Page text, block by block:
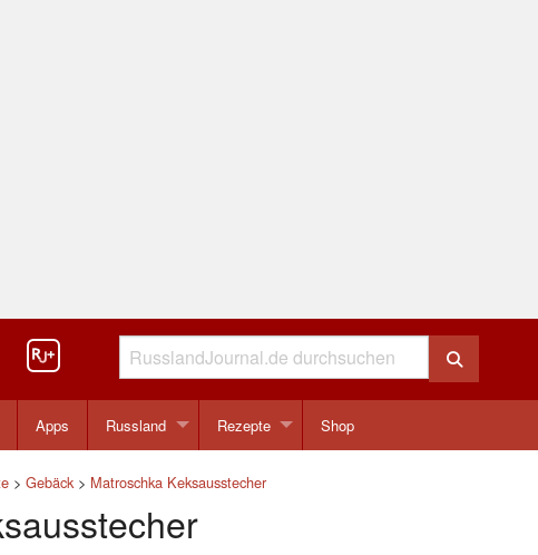
Apps Russland Rezepte Shop
> Gebäck> Matroschka Keksausstecher